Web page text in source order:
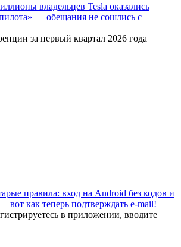
владельцев Tesla оказались
— обещания не сошлись с
за первый квартал 2026 года
правила: вход на Android без кодов и
вот как теперь подтверждать e-mail!
в приложении, вводите